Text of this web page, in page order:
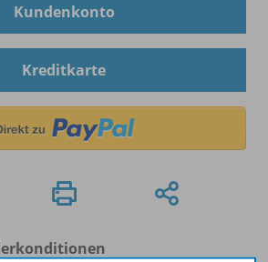
Kundenkonto
Kreditkarte